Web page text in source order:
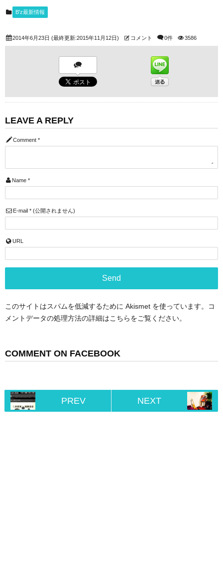
B'z最新情報
2014年6月23日 (最終更新:2015年11月12日) コメント 0件 3586
LEAVE A REPLY
Comment *
Name *
E-mail *(公開されません)
URL
このサイトはスパムを低減するために Akismet を使っています。
コ
メントデータの処理方法の詳細はこちらをご覧ください。
COMMENT ON FACEBOOK
PREV NEXT